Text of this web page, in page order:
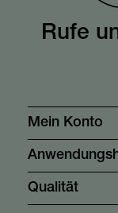
Rufe
Mein Konto
Qualität